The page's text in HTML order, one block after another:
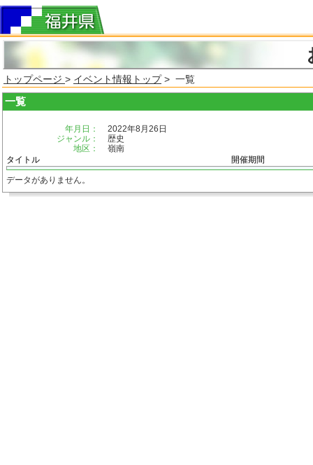
トップページ > イベント情報トップ> 一覧
一覧
年月日：
2022年8月26日
ジャンル：
歴史
地区：
嶺南
タイトル
開催期間
データがありません。